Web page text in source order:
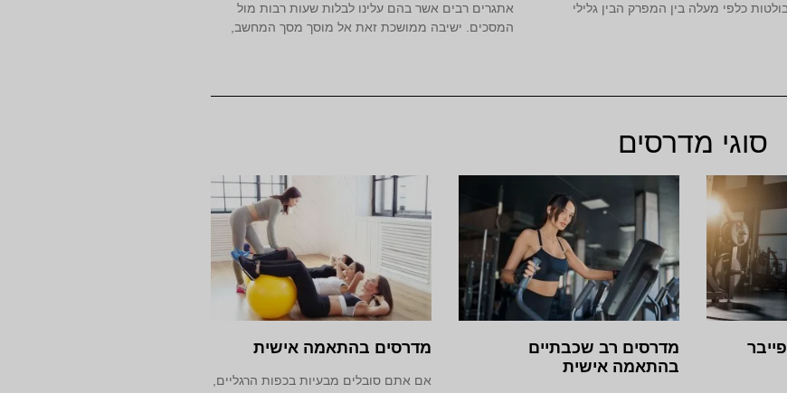
כלפי מעלה בין המפרק הבין גלילי
אתגרים רבים אשר בהם עלינו לבלות שעות רבות מול
המסכים. ישיבה ממושכת זאת אל מוסך מסך המחשב,
סוגי מדרסים
מדרסים רב שכבתיים
בהתאמה אישית
מדרסים בהתאמה אישית
אם אתם סובלים מבעיות בכפות הרגליים,